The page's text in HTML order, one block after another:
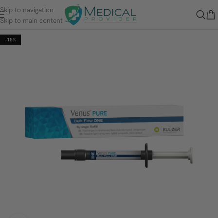
Skip to navigation
Skip to main content
-15%